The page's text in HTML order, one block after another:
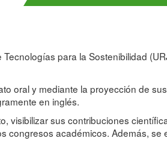
para la Sostenibilidad
oral y mediante la proyección de
en inglés.
visibilizar sus contribuciones
congresos académicos. Además, se